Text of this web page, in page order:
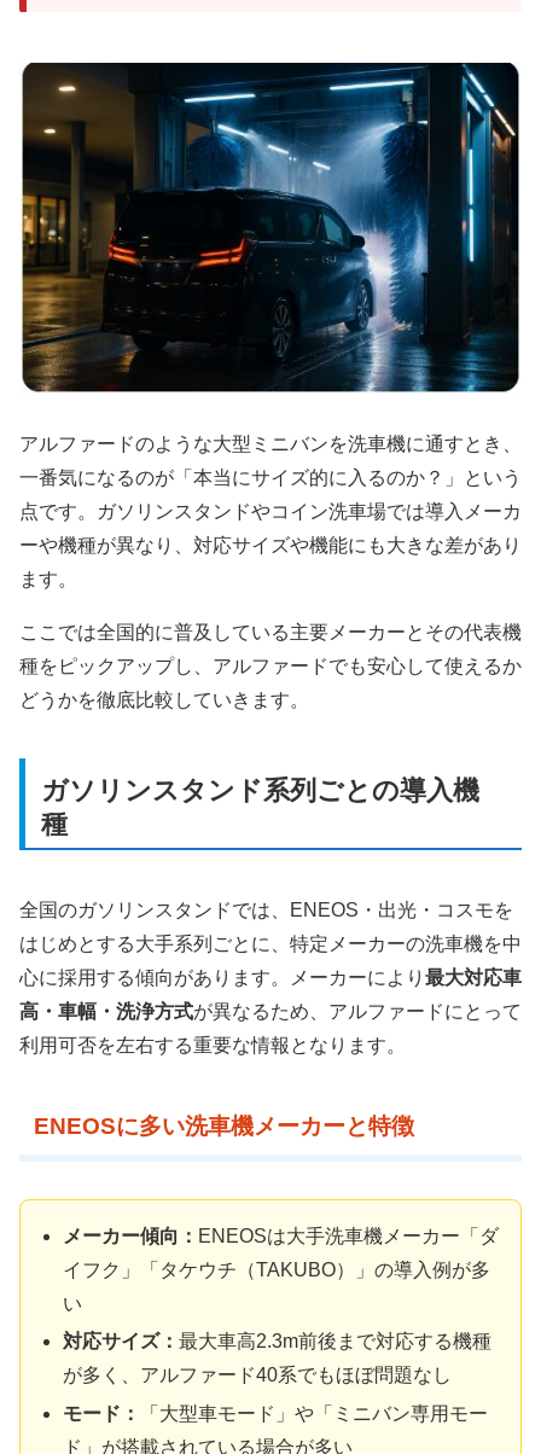
アルファードのような大型ミニバンを洗車機に通すとき、
一番気になるのが「本当にサイズ的に入るのか？」という
点です。ガソリンスタンドやコイン洗車場では導入メーカ
ーや機種が異なり、対応サイズや機能にも大きな差があり
ます。
ここでは全国的に普及している主要メーカーとその代表機
種をピックアップし、アルファードでも安心して使えるか
どうかを徹底比較していきます。
ガソリンスタンド系列ごとの導入機
種
全国のガソリンスタンドでは、ENEOS・出光・コスモを
はじめとする大手系列ごとに、特定メーカーの洗車機を中
心に採用する傾向があります。メーカーにより 最大対応車
高・車幅・洗浄方式が異なるため、アルファードにとって
利用可否を左右する重要な情報となります。
ENEOSに多い洗車機メーカーと特徴
メーカー傾向： ENEOSは大手洗車機メーカー「ダ
イフク」「タケウチ（TAKUBO）」の導入例が多
い
対応サイズ：最大車高2.3m前後まで対応する機種
が多く、アルファード40系でもほぼ問題なし
モード：
「大型車モード」や「ミニバン専用モー
ド」が搭載されている場合が多い